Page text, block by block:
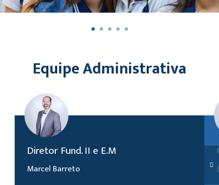
Equipe Administrativa
Diretor Fund. II e E.M
Marcel Barreto
marcel.barreto@unasp.edu.br